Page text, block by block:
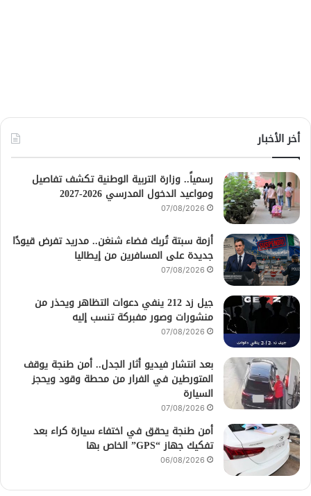
أخر الأخبار
رسمياً.. وزارة التربية الوطنية تكشف تفاصيل
ومواعيد الدخول المدرسي 2026-2027
07/08/2026
أزمة سبتة تُربك فضاء شنغن.. مدريد تفرض قيودًا
جديدة على المسافرين من إيطاليا
07/08/2026
جيل زد 212 ينفي دعوات التظاهر ويحذر من
منشورات وصور مفبركة تنسب إليه
07/08/2026
بعد انتشار فيديو أثار الجدل.. أمن طنجة يوقف
المتورطين في الفرار من محطة وقود ويحجز
السيارة
07/08/2026
أمن طنجة يحقق في اختفاء سيارة كراء بعد
تفكيك جهاز “GPS” الخاص بها
06/08/2026